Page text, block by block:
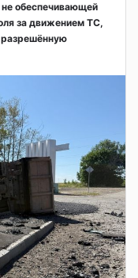
обеспечивающей
за движением ТС,